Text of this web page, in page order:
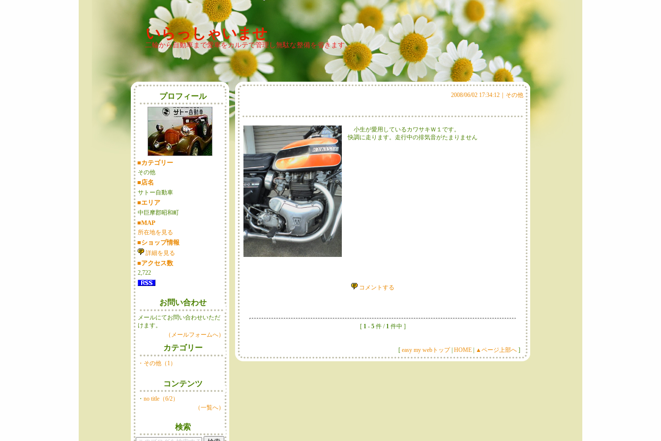
いらっしゃいませ
二輪から自動車まで愛車をカルテで管理し無駄な整備を省きます。
プロフィール
■カテゴリー
その他
■店名
サトー自動車
■エリア
中巨摩郡昭和町
■MAP
所在地を見る
■ショップ情報
詳細を見る
■アクセス数
2,722
お問い合わせ
メールにてお問い合わせいただ
けます。
（メールフォームへ）
カテゴリー
・その他（1）
コンテンツ
・no title（6/2）
（一覧へ）
検索
2008/06/02 17:34:12｜ その他
小生が愛用しているカワサキＷ１です。
快調に走ります。走行中の排気音がたまりません
コメントする
[ 1- 5件 / 1件中 ]
[ easy my webトップ| HOME ▲ページ上部へ ]